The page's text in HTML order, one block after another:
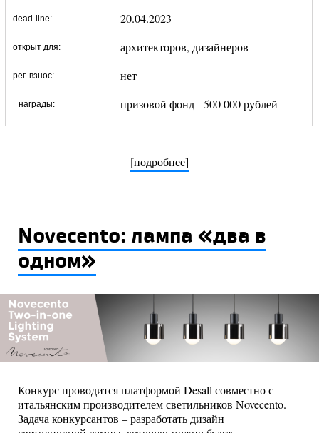
dead-line: 20.04.2023
открыт для: архитекторов, дизайнеров
рег. взнос: нет
награды: призовой фонд - 500 000 рублей
[подробнее]
Novecento: лампа «два в
одном»
Конкурс проводится платформой Desall совместно с
итальянским производителем светильников Novecento.
Задача конкурсантов – разработать дизайн